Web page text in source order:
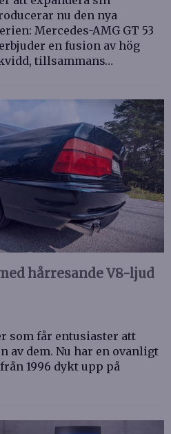
nu den nya
Mercedes-AMG GT 53
en fusion av hög
tillsammans…
hårresande V8-ljud
som får entusiaster att
av dem. Nu har en ovanligt
1996 dykt upp på